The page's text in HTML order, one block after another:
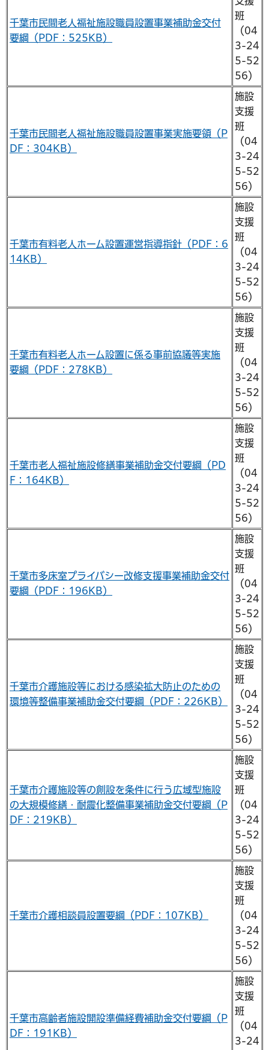
千葉市民間老人福祉施設職員設置事業補助金交付
要綱（PDF：525KB）
班
（04
3-24
5-52
56）
千葉市民間老人福祉施設職員設置事業実施要領（P
DF：304KB）
施設
支援
班
（04
3-24
5-52
56）
千葉市有料老人ホーム設置運営指導指針（PDF：6
14KB）
施設
支援
班
（04
3-24
5-52
56）
千葉市有料老人ホーム設置に係る事前協議等実施
要綱（PDF：278KB）
施設
支援
班
（04
3-24
5-52
56）
千葉市老人福祉施設修繕事業補助金交付要綱（PD
F：164KB）
施設
支援
班
（04
3-24
5-52
56）
千葉市多床室プライバシー改修支援事業補助金交付
要綱（PDF：196KB）
施設
支援
班
（04
3-24
5-52
56）
千葉市介護施設等における感染拡大防止のための
環境等整備事業補助金交付要綱（PDF：226KB）
施設
支援
班
（04
3-24
5-52
56）
千葉市介護施設等の創設を条件に行う広域型施設
の大規模修繕・耐震化整備事業補助金交付要綱（P
DF：219KB）
施設
支援
班
（04
3-24
5-52
56）
千葉市介護相談員設置要綱（PDF：107KB）
施設
支援
班
（04
3-24
5-52
56）
千葉市高齢者施設開設準備経費補助金交付要綱（P
DF：191KB）
施設
支援
班
（04
3-24